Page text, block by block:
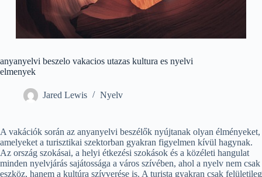
anyanyelvi beszelo vakacios utazas kultura es nyelvi
elmenyek
Jared Lewis Nyelv
A vakációk során az anyanyelvi beszélők nyújtanak olyan élményeket,
amelyeket a turisztikai szektorban gyakran figyelmen kívül hagynak.
Az ország szokásai, a helyi étkezési szokások és a közéleti hangulat
minden nyelvjárás sajátossága a város szívében, ahol a nyelv nem csak
eszköz, hanem a kultúra szívverése is. A turista gyakran csak felületileg